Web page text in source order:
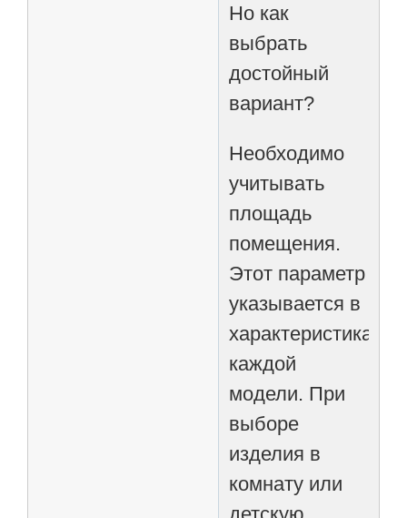
Но как
выбрать
достойный
вариант?
Необходимо
учитывать
площадь
помещения.
Этот параметр
указывается в
характеристиках
каждой
модели. При
выборе
изделия в
комнату или